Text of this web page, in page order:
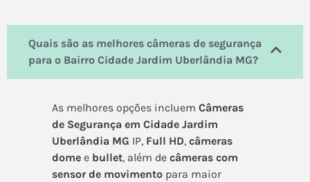
Quais são as melhores câmeras de segurança
para o Bairro Cidade Jardim Uberlândia MG?
As melhores opções incluem Câmeras
de Segurança em Cidade Jardim
Uberlândia MG IP, Full HD, câmeras
dome e bullet, além de câmeras com
sensor de movimento para maior